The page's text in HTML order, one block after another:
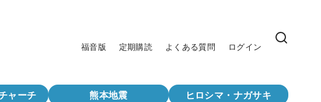
福音版 定期購読 よくある質問 ログイン
ャーチ 熊本地震 ヒロシマ・ナガサキ